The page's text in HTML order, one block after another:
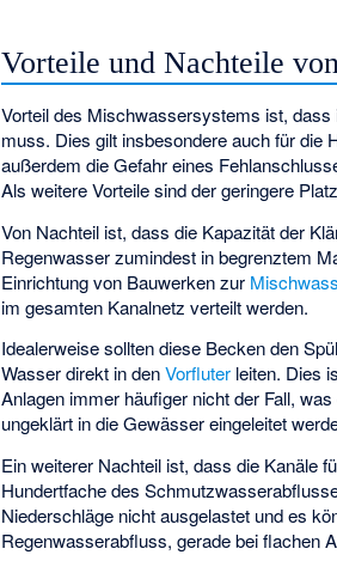
Vorteile und Nachteile
Vorteil des Mischwassersystems ist,
muss. Dies gilt insbesondere auch für die
außerdem die Gefahr eines
Als weitere Vorteile sind der geringere
Von Nachteil ist, dass die Kapazität der
Regenwasser zumindest in begrenztem
Einrichtung von Bauwerken zur
im gesamten Kanalnetz verteilt werden.
Idealerweise sollten diese Becken den
Wasser direkt in denVorfluter leiten. Dies
Anlagen immer häufiger nicht der Fall,
ungeklärt in die Gewässer eingeleitet
Ein weiterer Nachteil ist, dass die Kanäle
Hundertfache des
Niederschläge nicht ausgelastet und es
Regenwasserabfluss, gerade bei flachen